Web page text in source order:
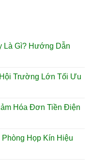
Là Gì? Hướng Dẫn
Trường Lớn Tối Ưu
Hóa Đơn Tiền Điện
Họp Kín Hiệu